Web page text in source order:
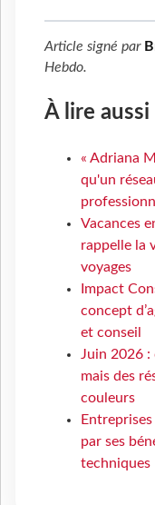
Article signé par
Hebdo.
À lire aussi
« Adriana
qu'un
Vacances
rappelle la
voyages
Impact
concept
et conseil
Juin 2026
mais des
couleurs
par ses
techniques